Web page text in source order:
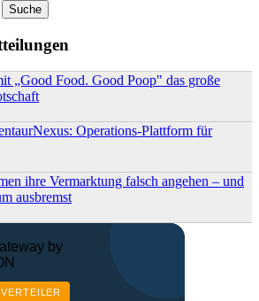
„Good Food. Good Poop" das große
Operations-Plattform für
ihre Vermarktung falsch angehen – und
ausbremst